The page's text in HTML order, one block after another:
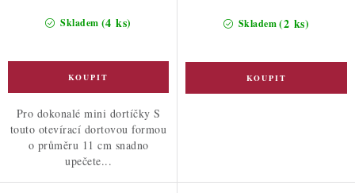
Skladem (4 ks)
Pro dokonalé mini dortíčky S
touto otevírací dortovou formou
o průměru 11 cm snadno
upečete...
Skladem(2 ks)